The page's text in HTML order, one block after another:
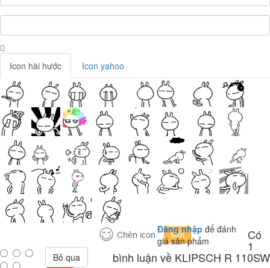
Icon hài hước Icon yahoo
Đăng nhập để đánh
giá sản phẩm
Bỏ qua
Có
1
bình luận về KLIPSCH R 110SW